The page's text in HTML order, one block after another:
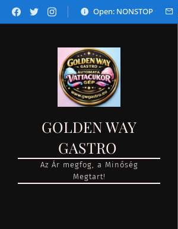
Open: NONSTOP
GOLDEN WAY
GASTRO
Az Ár megfog, a Minőség
Megtart!